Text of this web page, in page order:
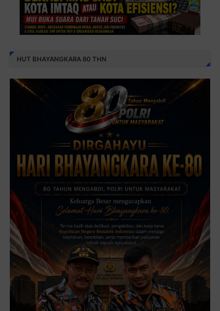
HUT BHAYANGKARA 80 THN